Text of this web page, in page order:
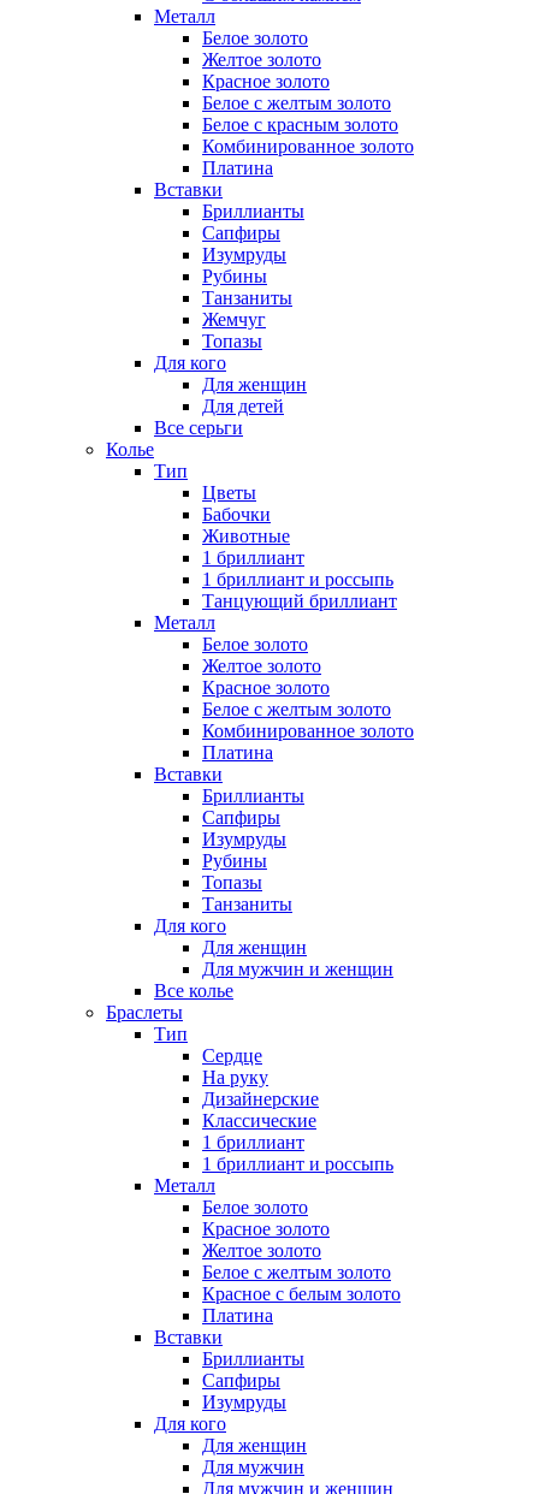
Металл
Белое золото
Желтое золото
Красное золото
Белое с желтым золото
Белое с красным золото
Комбинированное золото
Платина
Вставки
Бриллианты
Сапфиры
Изумруды
Рубины
Танзаниты
Жемчуг
Топазы
Для кого
Для женщин
Для детей
Все серьги
Колье
Тип
Цветы
Бабочки
Животные
1 бриллиант
1 бриллиант и россыпь
Танцующий бриллиант
Металл
Белое золото
Желтое золото
Красное золото
Белое с желтым золото
Комбинированное золото
Платина
Вставки
Бриллианты
Сапфиры
Изумруды
Рубины
Топазы
Танзаниты
Для кого
Для женщин
Для мужчин и женщин
Все колье
Браслеты
Тип
Сердце
На руку
Дизайнерские
Классические
1 бриллиант
1 бриллиант и россыпь
Металл
Белое золото
Красное золото
Желтое золото
Белое с желтым золото
Красное с белым золото
Платина
Вставки
Бриллианты
Сапфиры
Изумруды
Для кого
Для женщин
Для мужчин
Для мужчин и женщин